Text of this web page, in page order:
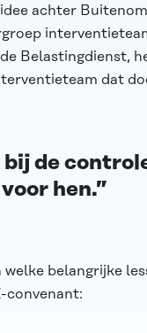
achter
Belastingdienst,
dat
de
hen.”
belangrijke
convenant: